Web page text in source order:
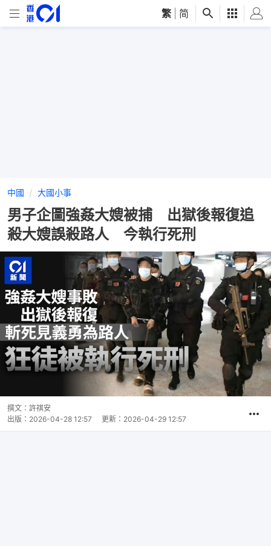
繁 简
中國 大國小事
男子企圖強姦大嫂被捕 出獄後報復追
殺大嫂誤殺路人 今執行死刑
撰文： 許祺安
出版： 2026-04-28 12:57 更新： 2026-04-29 12:57